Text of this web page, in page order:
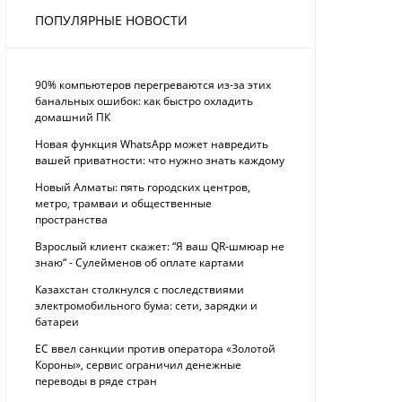
ПОПУЛЯРНЫЕ НОВОСТИ
90% компьютеров перегреваются из-за этих
банальных ошибок: как быстро охладить
домашний ПК
Новая функция WhatsApp может навредить
вашей приватности: что нужно знать каждому
Новый Алматы: пять городских центров,
метро, трамваи и общественные
пространства
Взрослый клиент скажет: “Я ваш QR-шмюар не
знаю“ - Сулейменов об оплате картами
Казахстан столкнулся с последствиями
электромобильного бума: сети, зарядки и
батареи
ЕС ввел санкции против оператора «Золотой
Короны», сервис ограничил денежные
переводы в ряде стран